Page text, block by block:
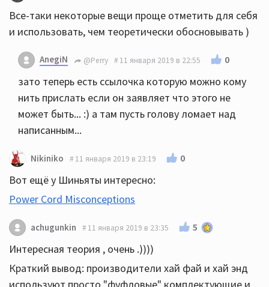
Все-таки некоторые вещи проще отметить для себя
и использовать, чем теоретически обосновывать )
AnegiN @Perry 11 января 2019 в 22:55 0
зато теперь есть ссылочка которую можно кому
нить прислать если он заявляет что этого не
может быть... :) а там пусть голову ломает над
написанным...
Nikiniko 11 января 2019 в 23:19 0
Вот ещё у Шиньяты интересно:
Power Cord Misconceptions
achugunkin 11 января 2019 в 23:35 5
Интересная теория , очень .))))
Краткий вывод: производители хай фай и хай энд